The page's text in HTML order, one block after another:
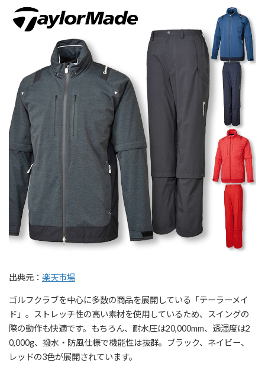
出典元： 楽天市場
ゴルフクラブを中心に多数の商品を展開している「テーラーメイ
ド」。ストレッチ性の高い素材を使用しているため、スイングの
際の動作も快適です。もちろん、耐水圧は20,000mm、透湿度は2
0,000g、撥水・防風仕様で機能性は抜群。ブラック、ネイビー、
レッドの3色が展開されています。